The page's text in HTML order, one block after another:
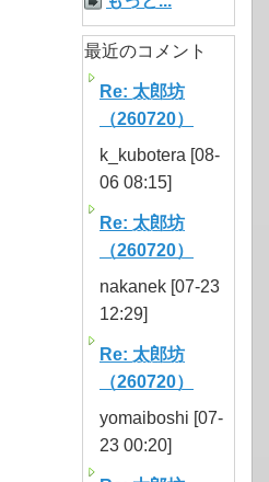
最近のコメント
Re: 太郎坊
（260720）
k_kubotera [08-
06 08:15]
Re: 太郎坊
（260720）
nakanek [07-23
12:29]
Re: 太郎坊
（260720）
yomaiboshi [07-
23 00:20]